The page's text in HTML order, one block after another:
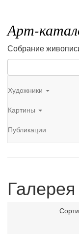
Арт-
Собрание
Художники
Картины
Публикации
Галерея